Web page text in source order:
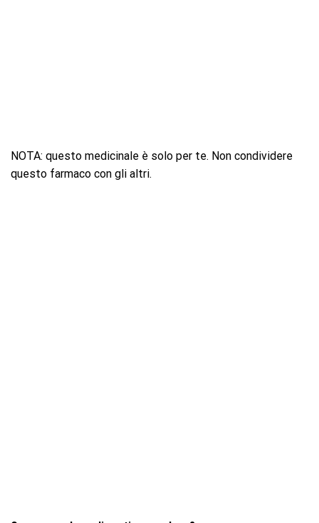
NOTA: questo medicinale è solo per te. Non condividere
questo farmaco con gli altri.